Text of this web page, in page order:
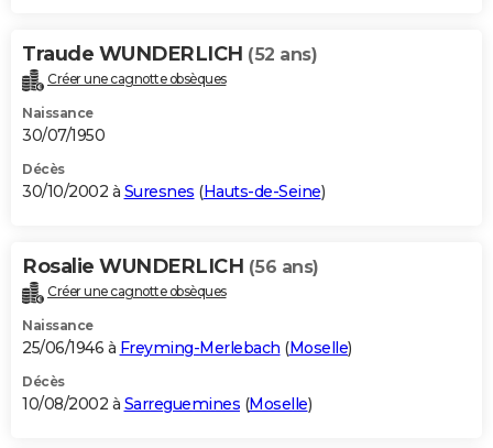
Traude WUNDERLICH (52 ans)
Créer une cagnotte obsèques
Naissance
30/07/1950
Décès
30/10/2002 à Suresnes (Hauts-de-Seine)
Rosalie WUNDERLICH (56 ans)
Créer une cagnotte obsèques
Naissance
25/06/1946 à Freyming-Merlebach (Moselle)
Décès
10/08/2002 à Sarreguemines (Moselle)